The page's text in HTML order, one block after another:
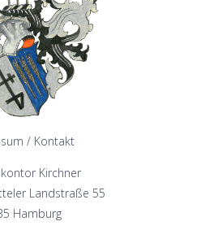
/ Kontakt
Kirchner
Landstraße 55
Hamburg